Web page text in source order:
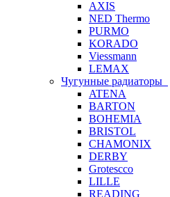
AXIS
NED Thermo
PURMO
KORADO
Viessmann
LEMAX
Чугунные радиаторы
ATENA
BARTON
BOHEMIA
BRISTOL
CHAMONIX
DERBY
Grotescco
LILLE
READING